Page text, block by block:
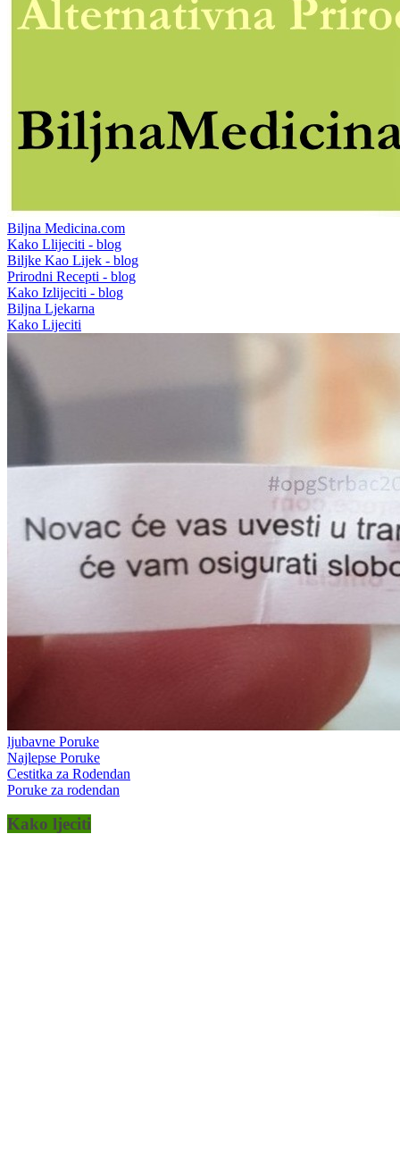
Biljna Medicina.com
Kako Llijeciti - blog
Biljke Kao Lijek - blog
Prirodni Recepti - blog
Kako Izlijeciti - blog
Biljna Ljekarna
Kako Lijeciti
ljubavne Poruke
Najlepse Poruke
Cestitka za Rodendan
Poruke za rodendan
Kako ljeciti